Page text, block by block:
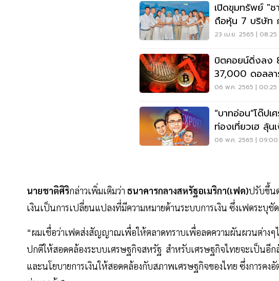
เปิดขุมทรัพย์ "
ถือหุ้น 7 บริษัท
23 เม.ย. 2565 | 08:25
บิตคอยน์ดิ่งลง
37,000 ดอลล
ดอกเบี้ยแรง
06 พ.ค. 2565 | 00:25
“บาทอ่อน”โด๊ป
ท่องเที่ยวเฮ ลุ้นเงินเข้าประเทศเพิ่ม 2
แสนล.
06 พ.ค. 2565 | 09:00
นายชาติศิริกล่าวเพิ่มเติมว่า ธนาคารกลางสหรัฐอเมริกา(เฟด)ปรับขึ้น
เงินเป็นการเปลี่ยนแปลงที่มีความหมายด้านระบบการเงิน ซึ่งเฟดระบุ
“ผมเชื่อว่าเฟดส่งสัญญาณเพื่อให้ตลาดทราบเพื่อลดความผันผวนต่าง
ปกติให้สอดคล้องระบบเศรษฐกิจสหรัฐ สำหรับเศรษฐกิจไทยจะเป็นอี
และนโยบายการเงินให้สอดคล้องกับสภาพเศรษฐกิจของไทย ซึ่งการค